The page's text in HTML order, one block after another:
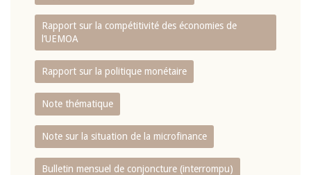
Rapport sur la compétitivité des économies de
l‘UEMOA
Rapport sur la politique monétaire
Note thématique
Note sur la situation de la microfinance
Bulletin mensuel de conjoncture (interrompu)